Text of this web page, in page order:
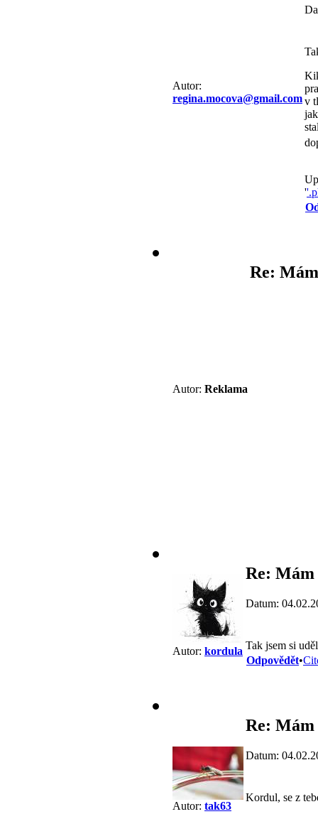
Autor:
regina.mocova@gmail.comv
'
Autor: Reklama
Re:
Autor: kordula
Re: Mám
Datum:
Tak jsem si
Odpovědět•
Autor: tak63
Re: Mám
Datum:
Kordul, se z